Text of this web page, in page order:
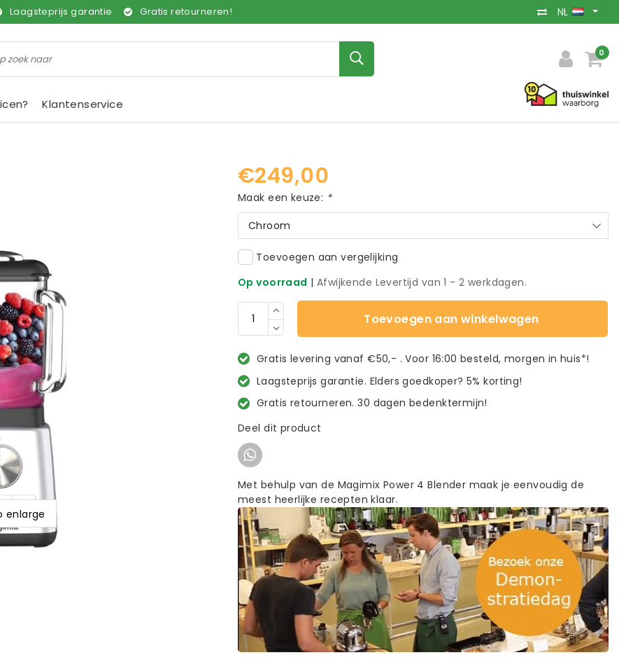
Laagsteprijs garantie Gratis retourneren! NL
0
Klantenservice
enlarge
€249,00
Maak een keuze: *
Chroom
Toevoegen aan vergelijking
Op voorraad | Afwijkende Levertijd van 1 - 2 werkdagen.
Toevoegen aan winkelwagen
Gratis levering vanaf €50,- . Voor 16:00 besteld, morgen in huis*!
Laagsteprijs garantie. Elders goedkoper? 5% korting!
Gratis retourneren. 30 dagen bedenktermijn!
Deel dit product
Met behulp van de Magimix Power 4 Blender maak je eenvoudig de
meest heerlijke recepten klaar.